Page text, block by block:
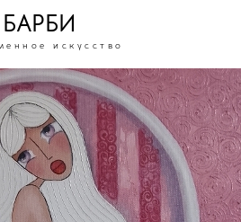
БАРБИ
искусство